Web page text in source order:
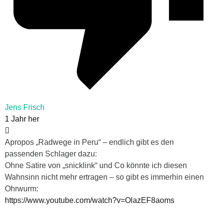
Jens Frisch
1 Jahr her
Apropos „Radwege in Peru“ – endlich gibt es den
passenden Schlager dazu:
Ohne Satire von „snicklink“ und Co könnte ich diesen
Wahnsinn nicht mehr ertragen – so gibt es immerhin einen
Ohrwurm:
https://www.youtube.com/watch?v=OlazEF8aoms